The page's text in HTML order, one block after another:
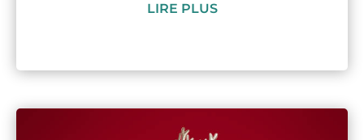
LIRE PLUS